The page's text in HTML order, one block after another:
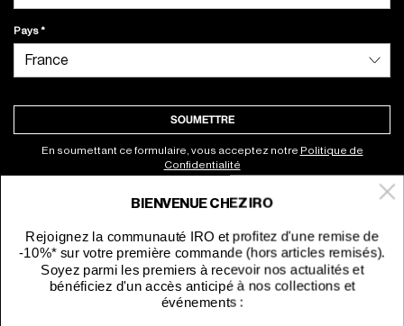
Pays
SOUMETTRE
En soumettant ce formulaire, vous acceptez notre Politique de
Confidentialité
Service clients
BIENVENUE CHEZ IRO
Rejoignez la communauté IRO et profitez d'une remise de
-10%* sur votre première commande (hors articles remisés).
Soyez parmi les premiers à recevoir nos actualités et
bénéficiez d'un accès anticipé à nos collections et
événements :